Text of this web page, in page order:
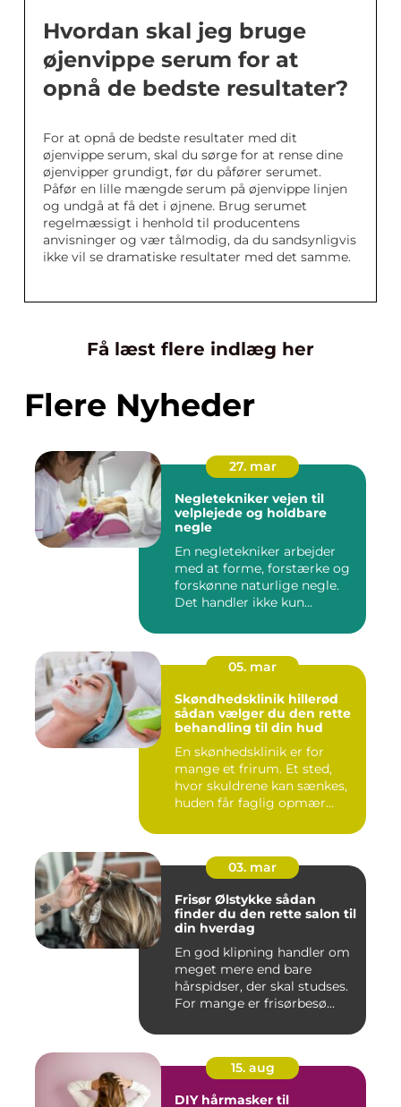
Hvordan skal jeg bruge
øjenvippe serum for at
opnå de bedste resultater?
For at opnå de bedste resultater med dit
øjenvippe serum, skal du sørge for at rense dine
øjenvipper grundigt, før du påfører serumet.
Påfør en lille mængde serum på øjenvippe linjen
og undgå at få det i øjnene. Brug serumet
regelmæssigt i henhold til producentens
anvisninger og vær tålmodig, da du sandsynligvis
ikke vil se dramatiske resultater med det samme.
Få læst flere indlæg her
Flere Nyheder
27. mar
Negletekniker vejen til
velplejede og holdbare
negle
En negletekniker arbejder
med at forme, forstærke og
forskønne naturlige negle.
Det handler ikke kun...
05. mar
Skøndhedsklinik hillerød
sådan vælger du den rette
behandling til din hud
En skønhedsklinik er for
mange et frirum. Et sted,
hvor skuldrene kan sænkes,
huden får faglig opmær...
03. mar
Frisør Ølstykke sådan
finder du den rette salon til
din hverdag
En god klipning handler om
meget mere end bare
hårspidser, der skal studses.
For mange er frisørbesø...
15. aug
DIY hårmasker til